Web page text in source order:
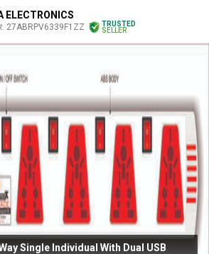
ELECTRONICS
27ABRPV6339F1ZZ
TRUSTED
SELLER
VOLTAGE CONVERTER 230V-110V
(TOROIDAL)